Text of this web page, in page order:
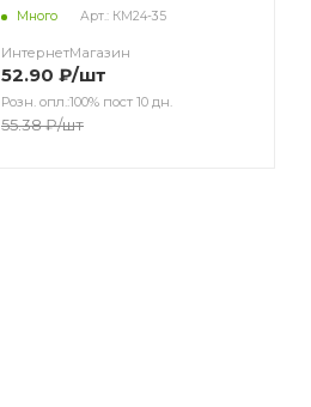
Много Арт.: КМ24-35
ИнтернетМагазин
52.90 ₽/шт
Розн. опл.:100% пост 10 дн.
55.38₽/шт